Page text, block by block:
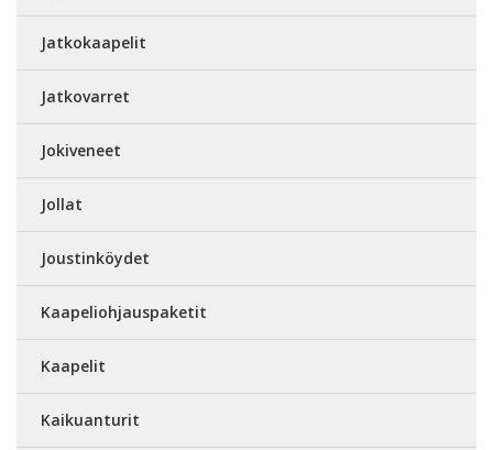
Jatkokaapelit
Jatkovarret
Jokiveneet
Jollat
Joustinköydet
Kaapeliohjauspaketit
Kaapelit
Kaikuanturit